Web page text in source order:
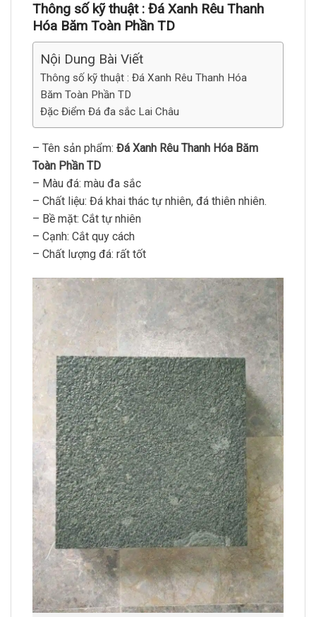
Thông số kỹ thuật : Đá Xanh Rêu Thanh
Hóa Băm Toàn Phần TD
Nội Dung Bài Viết
Thông số kỹ thuật : Đá Xanh Rêu Thanh Hóa
Băm Toàn Phần TD
Đặc Điểm Đá đa sắc Lai Châu
– Tên sản phẩm: Đá Xanh Rêu Thanh Hóa Băm
Toàn Phần TD
– Màu đá: màu đa sắc
– Chất liệu: Đá khai thác tự nhiên, đá thiên nhiên.
– Bề mặt: Cắt tự nhiên
– Cạnh: Cắt quy cách
– Chất lượng đá: rất tốt